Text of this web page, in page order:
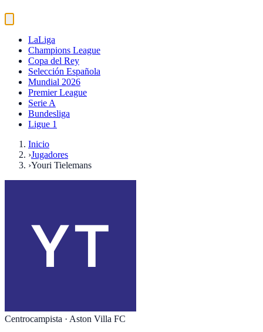
LaLiga
Champions League
Copa del Rey
Selección Española
Mundial 2026
Premier League
Serie A
Bundesliga
Ligue 1
Inicio
›Jugadores
›Youri Tielemans
Centrocampista · Aston Villa FC